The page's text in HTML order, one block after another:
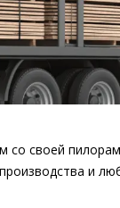
со своей
и